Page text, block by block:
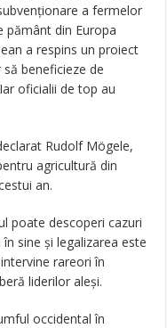
a fermelor
pământ din Europa
a respins un proiect
beneficieze de
oficialii de top au
Rudolf Mögele,
agricultură din
an.
poate descoperi cazuri
sine și legalizarea este
rareori în
liderilor aleși.
occidental în